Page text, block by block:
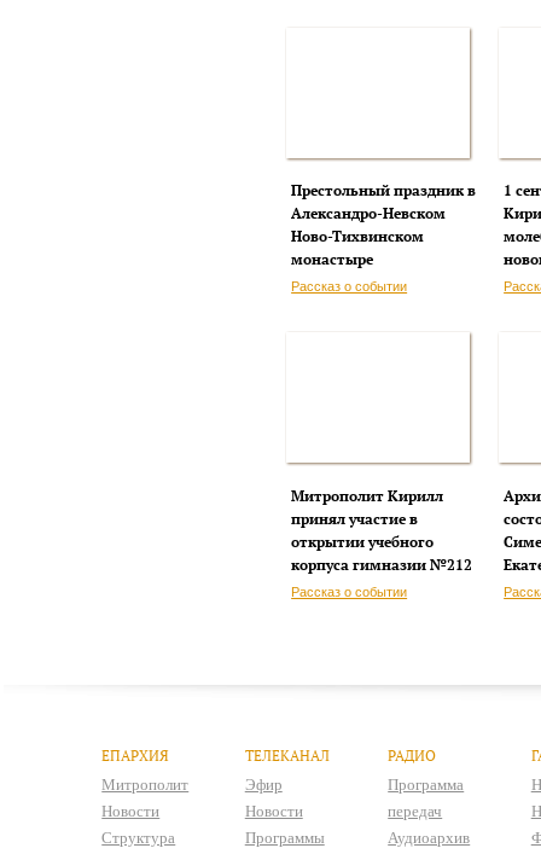
Престольный праздник в
Александро-Невском
Ново-Тихвинском
монастыре
Рассказ о событии
1
Митрополит Кирилл
принял участие в
открытии учебного
корпуса гимназии №212
Рассказ о событии
ЕПАРХИЯ
Митрополит
Новости
Структура
ТЕЛЕКАНАЛ
Эфир
Новости
Программы
РАДИО
Программа
передач
Аудиоархив